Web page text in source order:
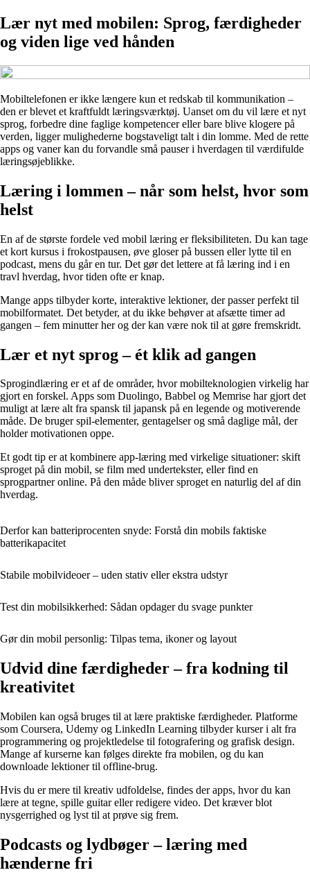
Lær nyt med mobilen: Sprog, færdigheder
og viden lige ved hånden
Mobiltelefonen er ikke længere kun et redskab til kommunikation –
den er blevet et kraftfuldt læringsværktøj. Uanset om du vil lære et nyt
sprog, forbedre dine faglige kompetencer eller bare blive klogere på
verden, ligger mulighederne bogstaveligt talt i din lomme. Med de rette
apps og vaner kan du forvandle små pauser i hverdagen til værdifulde
læringsøjeblikke.
Læring i lommen – når som helst, hvor som
helst
En af de største fordele ved mobil læring er fleksibiliteten. Du kan tage
et kort kursus i frokostpausen, øve gloser på bussen eller lytte til en
podcast, mens du går en tur. Det gør det lettere at få læring ind i en
travl hverdag, hvor tiden ofte er knap.
Mange apps tilbyder korte, interaktive lektioner, der passer perfekt til
mobilformatet. Det betyder, at du ikke behøver at afsætte timer ad
gangen – fem minutter her og der kan være nok til at gøre fremskridt.
Lær et nyt sprog – ét klik ad gangen
Sprogindlæring er et af de områder, hvor mobilteknologien virkelig har
gjort en forskel. Apps som Duolingo, Babbel og Memrise har gjort det
muligt at lære alt fra spansk til japansk på en legende og motiverende
måde. De bruger spil-elementer, gentagelser og små daglige mål, der
holder motivationen oppe.
Et godt tip er at kombinere app-læring med virkelige situationer: skift
sproget på din mobil, se film med undertekster, eller find en
sprogpartner online. På den måde bliver sproget en naturlig del af din
hverdag.
Derfor kan batteriprocenten snyde: Forstå din mobils faktiske
batterikapacitet
Stabile mobilvideoer – uden stativ eller ekstra udstyr
Test din mobilsikkerhed: Sådan opdager du svage punkter
Gør din mobil personlig: Tilpas tema, ikoner og layout
Udvid dine færdigheder – fra kodning til
kreativitet
Mobilen kan også bruges til at lære praktiske færdigheder. Platforme
som Coursera, Udemy og LinkedIn Learning tilbyder kurser i alt fra
programmering og projektledelse til fotografering og grafisk design.
Mange af kurserne kan følges direkte fra mobilen, og du kan
downloade lektioner til offline-brug.
Hvis du er mere til kreativ udfoldelse, findes der apps, hvor du kan
lære at tegne, spille guitar eller redigere video. Det kræver blot
nysgerrighed og lyst til at prøve sig frem.
Podcasts og lydbøger – læring med
hænderne fri